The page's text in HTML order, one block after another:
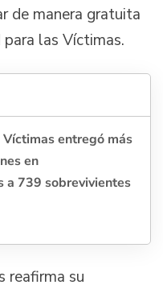
de manera gratuita
las Víctimas.
entregó más
en
a 739 sobrevivientes
reafirma su